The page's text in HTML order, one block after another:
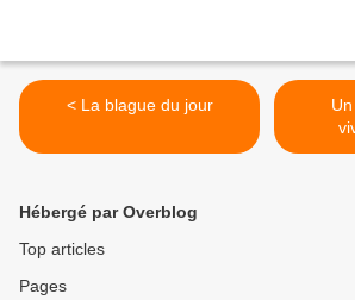
< La blague du jour
Hébergé par Overblog
Top articles
Pages